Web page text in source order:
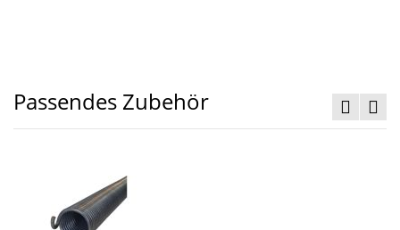
Passendes Zubehör